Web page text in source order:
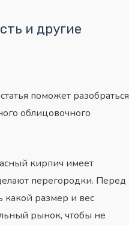
и другие
поможет разобраться
облицовочного
кирпич имеет
перегородки. Перед
какой размер и вес
рынок, чтобы не